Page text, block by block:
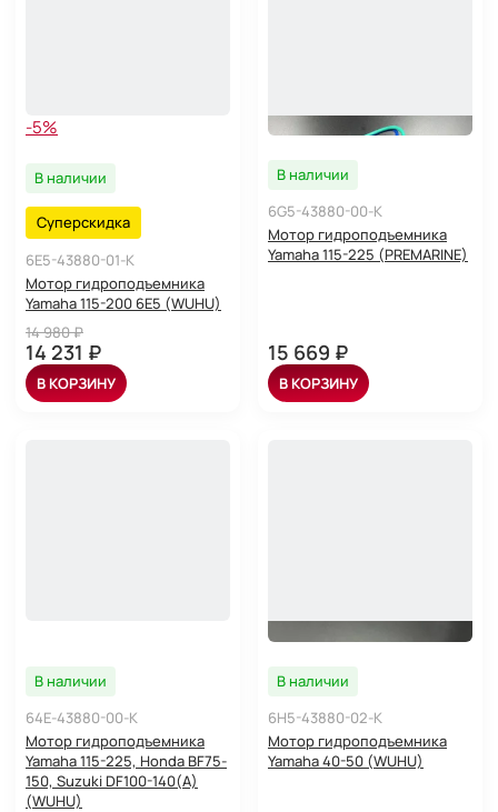
-5%
В наличии
Суперскидка
6E5-43880-01-K
Мотор гидроподъемника
Yamaha 115-200 6E5 (WUHU)
14 980 ₽
14 231 ₽
В КОРЗИНУ
В наличии
6G5-43880-00-K
Мотор гидроподъемника
Yamaha 115-225 (PREMARINE)
15 669 ₽
В КОРЗИНУ
В наличии
64E-43880-00-K
Мотор гидроподъемника
Yamaha 115-225, Honda BF75-
150, Suzuki DF100-140(A)
(WUHU)
В наличии
6H5-43880-02-K
Мотор гидроподъемника
Yamaha 40-50 (WUHU)